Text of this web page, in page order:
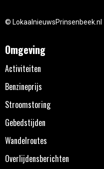
© LokaalnieuwsPrinsenbeek.nl
Omgeving
Activiteiten
Benzineprijs
Stroomstoring
Gebedstijden
Wandelroutes
Overlijdensberichten